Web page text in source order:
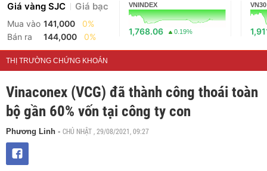
Giá vàng SJC Giá bạc
Mua vào 141,000
0%
Bán ra
144,000 0%
VNINDEX
1,768.06 0.19%
VN30
THỊ TRƯỜNG CHỨNG KHOÁN
Vinaconex (VCG) đã thành công thoái toàn
bộ gần 60% vốn tại công ty con
Phương Linh - CHỦ NHẬT , 29/08/2021, 09:27